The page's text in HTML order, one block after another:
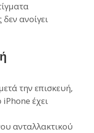
ανοίγει
την επισκευή,
έχει
ανταλλακτικού